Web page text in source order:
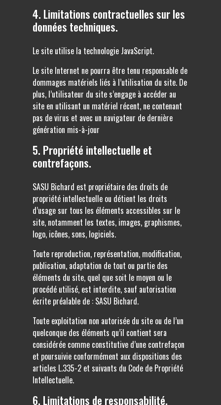
4. Limitations contractuelles sur les
données techniques.
Le site utilise la technologie JavaScript.
Le site Internet ne pourra être tenu responsable de
dommages matériels liés à l’utilisation du site. De
plus, l’utilisateur du site s’engage à accéder au
site en utilisant un matériel récent, ne contenant
pas de virus et avec un navigateur de dernière
génération mis-à-jour
5. Propriété intellectuelle et
contrefaçons.
SASU Bichard est propriétaire des droits de
propriété intellectuelle ou détient les droits
d’usage sur tous les éléments accessibles sur le
site, notamment les textes, images, graphismes,
logo, icônes, sons, logiciels.
Toute reproduction, représentation, modification,
publication, adaptation de tout ou partie des
éléments du site, quel que soit le moyen ou le
procédé utilisé, est interdite, sauf autorisation
écrite préalable de : SASU Bichard.
Toute exploitation non autorisée du site ou de l’un
quelconque des éléments qu’il contient sera
considérée comme constitutive d’une contrefaçon
et poursuivie conformément aux dispositions des
articles L.335-2 et suivants du Code de Propriété
Intellectuelle.
6. Limitations de responsabilité.